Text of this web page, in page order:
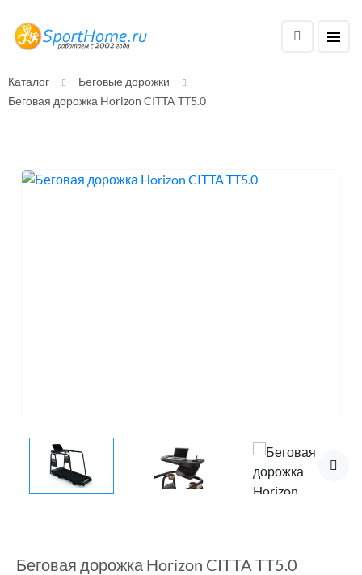
Каталог
Беговые дорожки
Беговая дорожка Horizon CITTA TT5.0
Беговая дорожка Horizon CITTA TT5.0